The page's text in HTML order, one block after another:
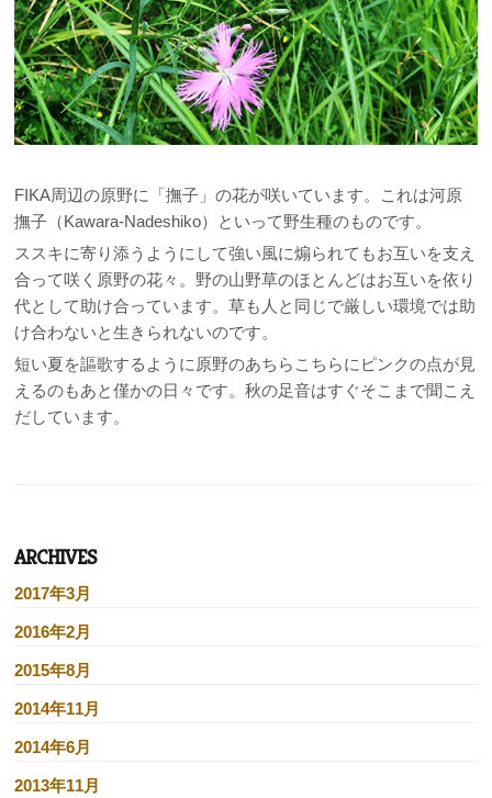
FIKA周辺の原野に「撫子」の花が咲いています。これは河原
撫子（Kawara-Nadeshiko）といって野生種のものです。
ススキに寄り添うようにして強い風に煽られてもお互いを支え
合って咲く原野の花々。野の山野草のほとんどはお互いを依り
代として助け合っています。草も人と同じで厳しい環境では助
け合わないと生きられないのです。
短い夏を謳歌するように原野のあちらこちらにピンクの点が見
えるのもあと僅かの日々です。秋の足音はすぐそこまで聞こえ
だしています。
ARCHIVES
2017年3月
2016年2月
2015年8月
2014年11月
2014年6月
2013年11月